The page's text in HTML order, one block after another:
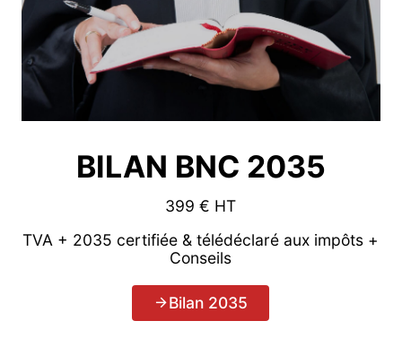
BILAN BNC 2035
399 € HT
TVA + 2035 certifiée & télédéclaré aux impôts +
Conseils
Bilan 2035